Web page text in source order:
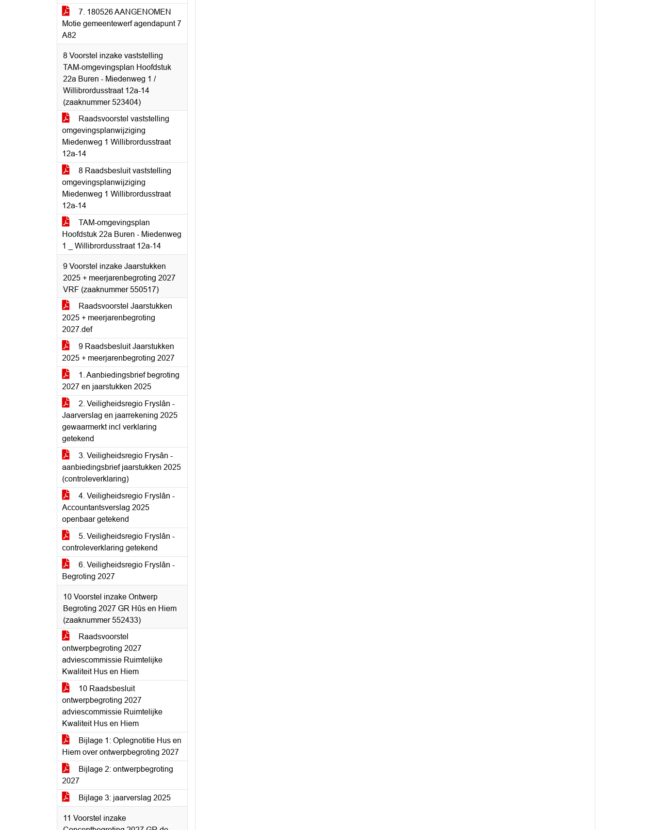
7. 180526 AANGENOMEN
Motie gemeentewerf agendapunt 7
A82
8 Voorstel inzake vaststelling
TAM-omgevingsplan Hoofdstuk
22a Buren - Miedenweg 1 /
Willibrordusstraat 12a-14
(zaaknummer 523404)
Raadsvoorstel vaststelling
omgevingsplanwijziging
Miedenweg 1 Willibrordusstraat
12a-14
8 Raadsbesluit vaststelling
omgevingsplanwijziging
Miedenweg 1 Willibrordusstraat
12a-14
TAM-omgevingsplan
Hoofdstuk 22a Buren - Miedenweg
1 _ Willibrordusstraat 12a-14
9 Voorstel inzake Jaarstukken
2025 + meerjarenbegroting 2027
VRF (zaaknummer 550517)
Raadsvoorstel Jaarstukken
2025 + meerjarenbegroting
2027.def
9 Raadsbesluit Jaarstukken
2025 + meerjarenbegroting 2027
1. Aanbiedingsbrief begroting
2027 en jaarstukken 2025
2. Veiligheidsregio Fryslân -
Jaarverslag en jaarrekening 2025
gewaarmerkt incl verklaring
getekend
3. Veiligheidsregio Frysân -
aanbiedingsbrief jaarstukken 2025
(controleverklaring)
4. Veiligheidsregio Fryslân -
Accountantsverslag 2025
openbaar getekend
5. Veiligheidsregio Fryslân -
controleverklaring getekend
6. Veiligheidsregio Fryslân -
Begroting 2027
10 Voorstel inzake Ontwerp
Begroting 2027 GR Hûs en Hiem
(zaaknummer 552433)
Raadsvoorstel
ontwerpbegroting 2027
adviescommissie Ruimtelijke
Kwaliteit Hus en Hiem
10 Raadsbesluit
ontwerpbegroting 2027
adviescommissie Ruimtelijke
Kwaliteit Hus en Hiem
Bijlage 1: Oplegnotitie Hus en
Hiem over ontwerpbegroting 2027
Bijlage 2: ontwerpbegroting
2027
Bijlage 3: jaarverslag 2025
11 Voorstel inzake